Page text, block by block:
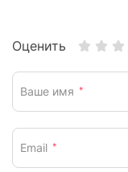
Оценить
Ваше имя *
Email *